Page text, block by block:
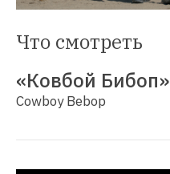
Что смотреть
«Ковбой Бибоп»
Cowboy Bebop